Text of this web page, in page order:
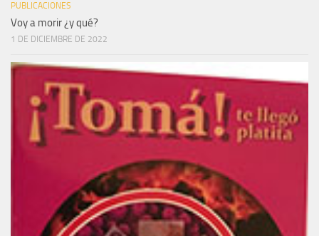
PUBLICACIONES
Voy a morir ¿y qué?
1 DE DICIEMBRE DE 2022